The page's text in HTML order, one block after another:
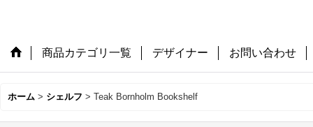
商品カテゴリ一覧 デザイナー お問い合わせ
ホーム > シェルフ > Teak Bornholm Bookshelf